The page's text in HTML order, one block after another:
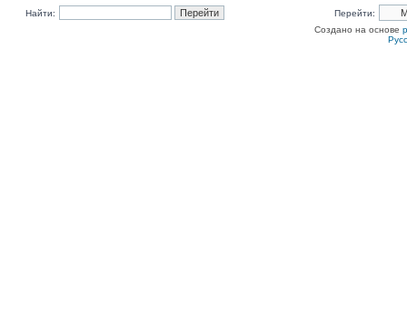
Найти:
Перейти:
Создано на основе